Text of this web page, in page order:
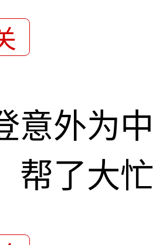
意外为
帮了大忙